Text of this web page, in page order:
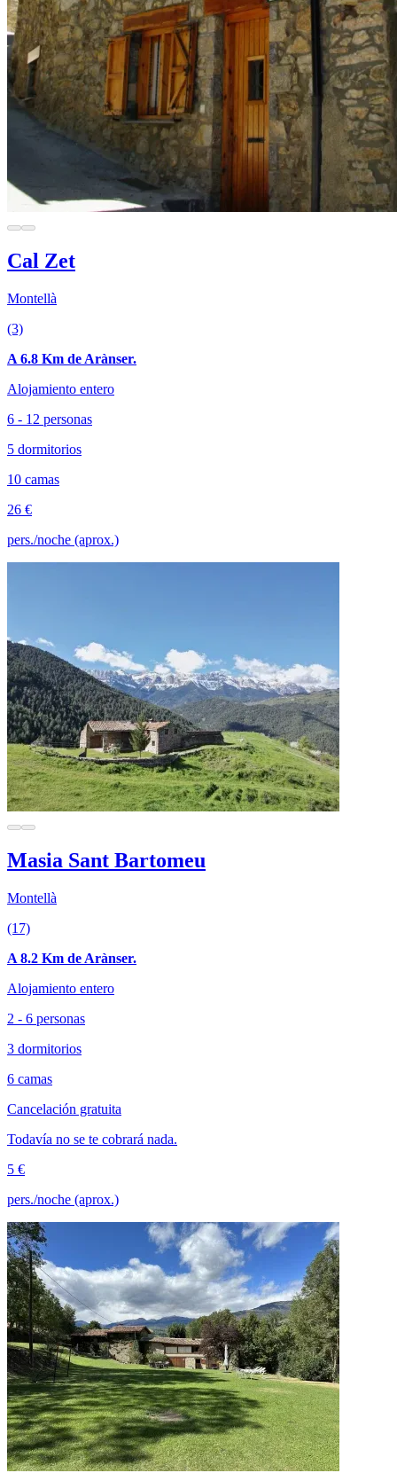
Cal Zet
Montellà
(3)
A 6.8 Km de Arànser.
Alojamiento entero
6 - 12 personas
5 dormitorios
10 camas
26 €
pers./noche (aprox.)
Masia Sant Bartomeu
Montellà
(17)
A 8.2 Km de Arànser.
Alojamiento entero
2 - 6 personas
3 dormitorios
6 camas
Cancelación gratuita
Todavía no se te cobrará nada.
5 €
pers./noche (aprox.)